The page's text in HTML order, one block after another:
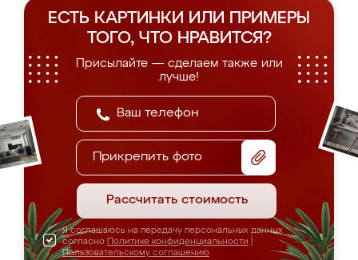
ЕСТЬ КАРТИНКИ ИЛИ ПРИМЕРЫ
ТОГО, ЧТО НРАВИТСЯ?
Присылайте — сделаем также или
лучше!
Прикрепить фото
Рассчитать стоимость
Я соглашаюсь на передачу персональных данных
согласно Политике конфиденциальности
Пользовательскому соглашению